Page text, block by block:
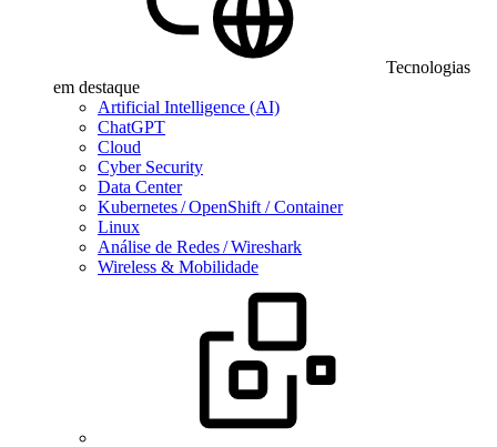
Tecnologias
em destaque
Artificial Intelligence (AI)
ChatGPT
Cloud
Cyber Security
Data Center
Kubernetes / OpenShift / Container
Linux
Análise de Redes / Wireshark
Wireless & Mobilidade